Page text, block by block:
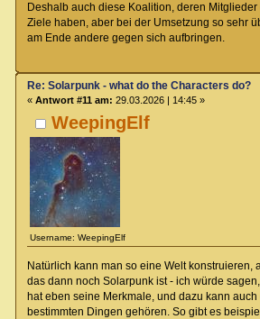
Deshalb auch diese Koalition, deren
Ziele haben, aber bei der Umsetzung so sehr
am Ende andere gegen sich aufbringen.
WeepingElf
Username: WeepingElf
Re: Solarpunk - what do the Characters do?
« Antwort #11 am: 29.03.2026 | 14:45 »
Natürlich kann man so eine Welt konstruieren,
das dann noch Solarpunk ist - ich würde
hat eben seine Merkmale, und dazu kann auch
bestimmten Dingen gehören. So gibt es